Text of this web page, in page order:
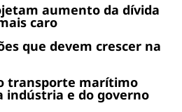
aumento da dívida
caro
que devem crescer na
transporte marítimo
indústria e do governo